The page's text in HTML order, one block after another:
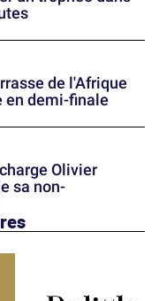
de l'Afrique
en demi-finale
Olivier
sa non-